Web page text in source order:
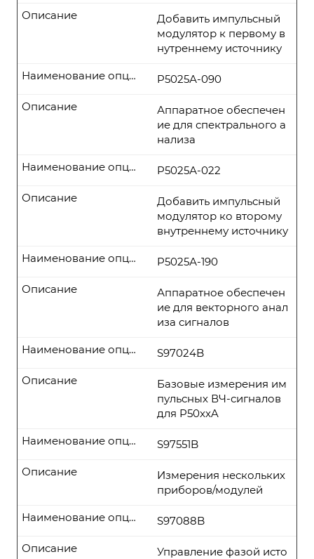
Добавить импульсный
модулятор к первому в
нутреннему источнику
Описание
P5025А-090
Наименование опции
Аппаратное обеспечен
ие для спектрального а
нализа
Описание
P5025А-022
Наименование опции
Добавить импульсный
модулятор ко второму
внутреннему источнику
Описание
P5025А-190
Наименование опции
Аппаратное обеспечен
ие для векторного анал
иза сигналов
Описание
S97024B
Наименование опции
Базовые измерения им
пульсных ВЧ-сигналов
для P50xxA
Описание
S97551B
Наименование опции
Измерения нескольких
приборов/модулей
Описание
S97088B
Наименование опции
Управление фазой исто
Описание